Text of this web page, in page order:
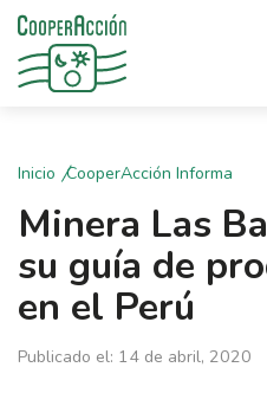
Inicio CooperAcción Informa
Minera Las
su guía de
en el Perú
Publicado el: 14 de abril, 2020